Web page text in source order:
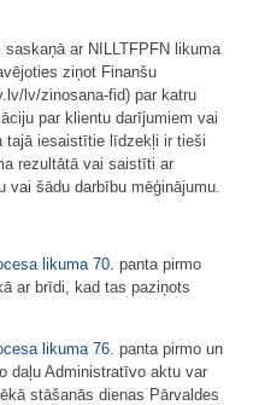
ar NILLTFPFN likuma
ziņot Finanšu
lv/zinosana-fid) par katru
par klientu darījumiem vai
tajā iesaistītie līdzekļi ir tieši
rezultātā vai saistīti ar
vai šādu darbību mēģinājumu.
likuma 70. panta pirmo
ar brīdi, kad tas paziņots
likuma 76. panta pirmo un
daļu Administratīvo aktu var
stāšanās dienas Pārvaldes